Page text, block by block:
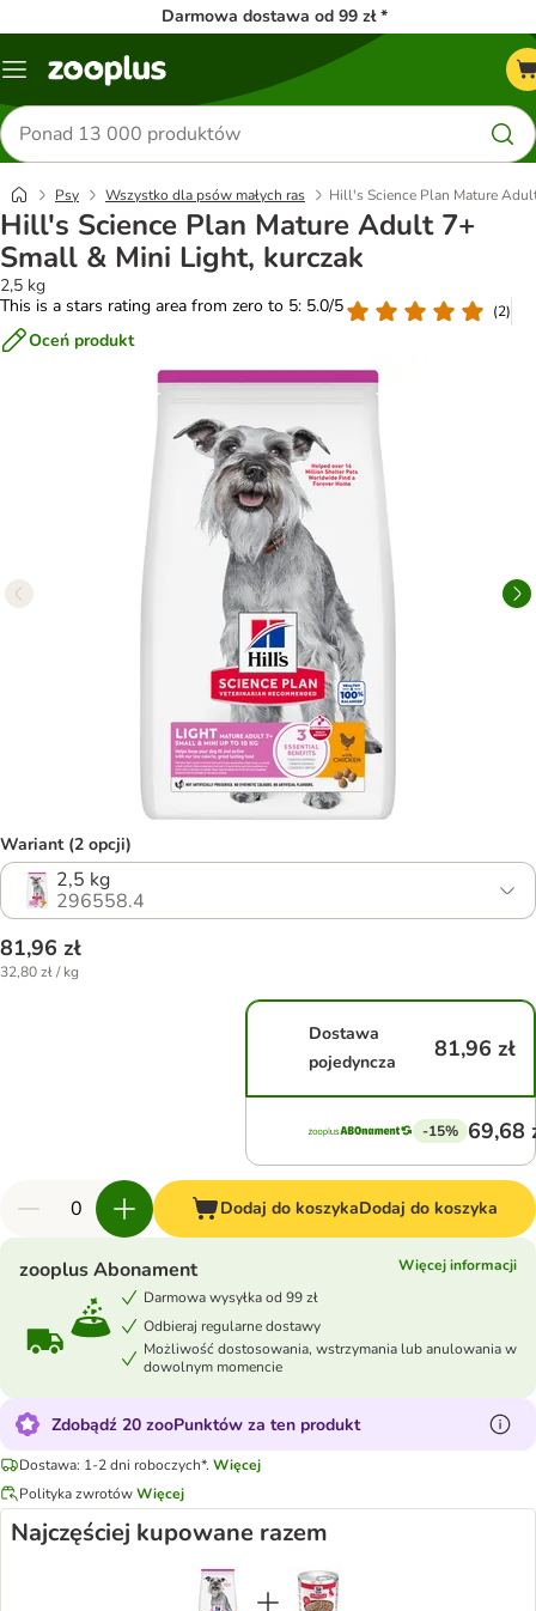
Darmowa dostawa od 99 zł *
Menu
Szukaj
produktów
Psy Wszystko dla psów małych ras Hill's Science Plan Mature
Hill's Science Plan Mature Adult 7+
Small & Mini Light, kurczak
2,5 kg
This is a stars rating area from zero to 5: 5.0/5
(2)
Oceń produkt
Wariant (2 opcji)
2,5 kg
296558.4
81,96 zł
32,80 zł / kg
Dostawa
pojedyncza
81,96 zł
-15% 69,68
Dodaj do koszykaDodaj do koszyka
zooplus Abonament
Więcej informacji
Darmowa wysyłka od 99 zł
Odbieraj regularne dostawy
Możliwość dostosowania, wstrzymania lub anulowania w
dowolnym momencie
Zdobądź 20 zooPunktów za ten produkt
Dostawa: 1-2 dni roboczych*. Więcej
Polityka zwrotówWięcej
Najczęściej kupowane razem